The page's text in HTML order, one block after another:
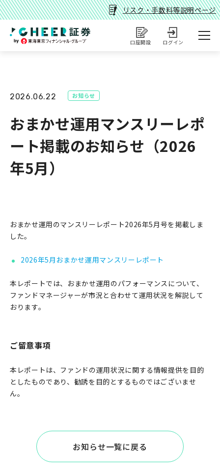
リスク・手数料等説明ページ
口座開設 ログイン
2026.06.22 お知らせ
おまかせ運用マンスリーレポ
ート掲載のお知らせ（2026
年5月）
おまかせ運用のマンスリーレポート2026年5月号を掲載しま
した。
2026年5月おまかせ運用マンスリーレポート
本レポートでは、おまかせ運用のパフォーマンスについて、
ファンドマネージャーが市況と合わせて運用状況を解説して
おります。
ご留意事項
本レポートは、ファンドの運用状況に関する情報提供を目的
としたものであり、勧誘を目的とするものではございませ
ん。
お知らせ一覧に戻る